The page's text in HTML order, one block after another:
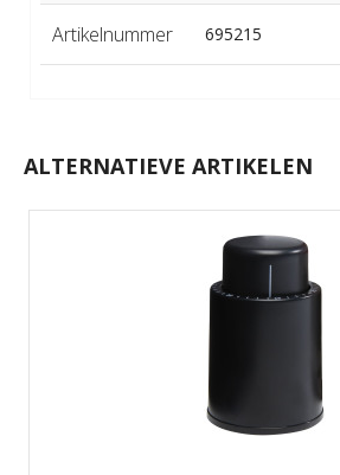
Artikelnummer 695215
ALTERNATIEVE ARTIKELEN